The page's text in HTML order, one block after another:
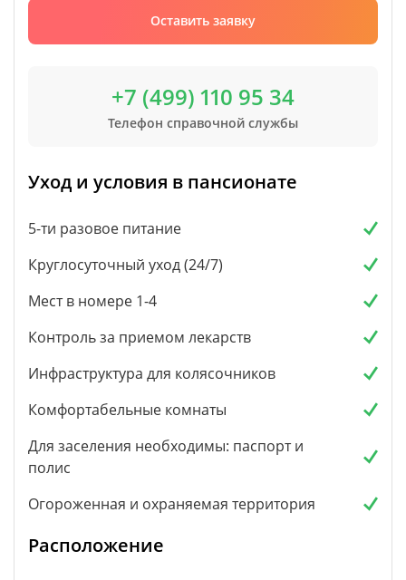
Оставить заявку
+7 (499) 110 95 34
Телефон справочной службы
Уход и условия в пансионате
5-ти разовое питание
Круглосуточный уход (24/7)
Мест в номере 1-4
Контроль за приемом лекарств
Инфраструктура для колясочников
Комфортабельные комнаты
Для заселения необходимы: паспорт и
полис
Огороженная и охраняемая территория
Расположение